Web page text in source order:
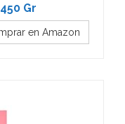
Gr
en Amazon